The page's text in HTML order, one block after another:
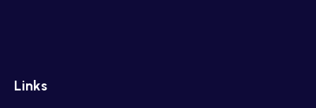
Links